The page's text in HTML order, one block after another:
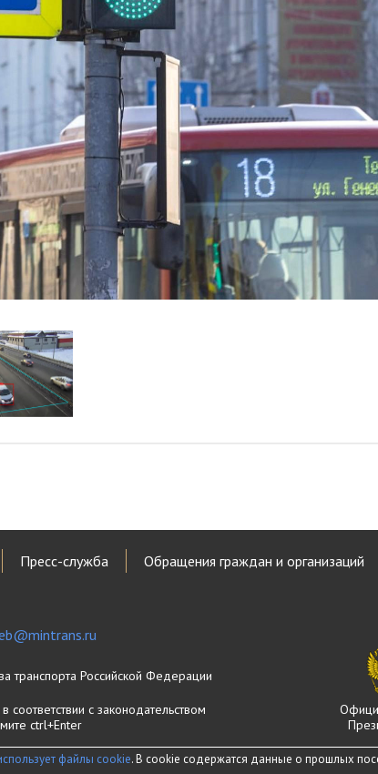
Пресс-служба Обращения граждан и организаций
транспорта Российской Федерации
с законодательством
ctrl+Enter
файлы cookie. В cookie содержатся данные о прошлых